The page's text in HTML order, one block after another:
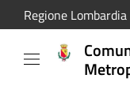
Salta al contenuto
Regione Lombardia